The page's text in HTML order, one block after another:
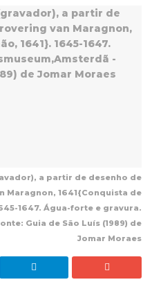
a partir de desenho de
Maragnon, 1641{Conquista de
1647. Água-forte e gravura.
Guia de São Luís (1989) de
Jomar Moraes